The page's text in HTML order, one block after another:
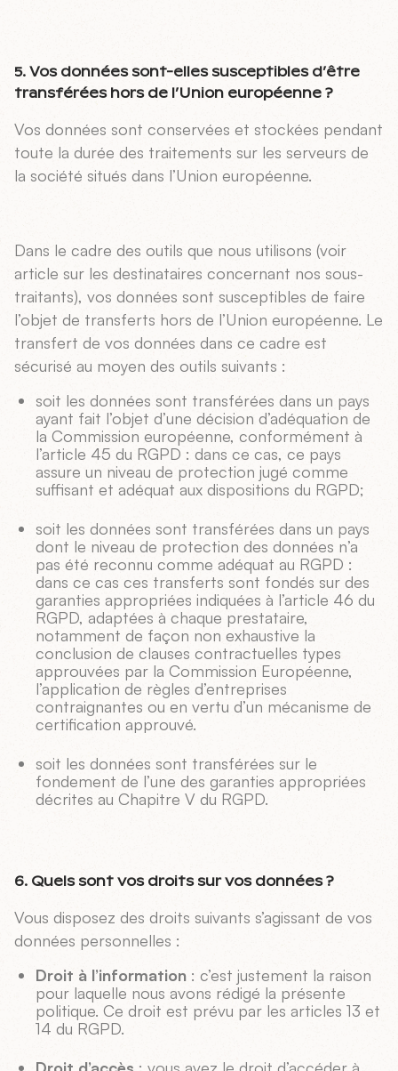
5. Vos données sont-elles susceptibles d’être
transférées hors de l’Union européenne ?
Vos données sont conservées et stockées pendant
toute la durée des traitements sur les serveurs de
la société situés dans l’Union européenne.
Dans le cadre des outils que nous utilisons (voir
article sur les destinataires concernant nos sous-
traitants), vos données sont susceptibles de faire
l’objet de transferts hors de l’Union européenne. Le
transfert de vos données dans ce cadre est
sécurisé au moyen des outils suivants :
soit les données sont transférées dans un pays
ayant fait l’objet d’une décision d’adéquation de
la Commission européenne, conformément à
l’article 45 du RGPD : dans ce cas, ce pays
assure un niveau de protection jugé comme
suffisant et adéquat aux dispositions du RGPD;
soit les données sont transférées dans un pays
dont le niveau de protection des données n’a
pas été reconnu comme adéquat au RGPD :
dans ce cas ces transferts sont fondés sur des
garanties appropriées indiquées à l’article 46 du
RGPD, adaptées à chaque prestataire,
notamment de façon non exhaustive la
conclusion de clauses contractuelles types
approuvées par la Commission Européenne,
l’application de règles d’entreprises
contraignantes ou en vertu d’un mécanisme de
certification approuvé.
soit les données sont transférées sur le
fondement de l’une des garanties appropriées
décrites au Chapitre V du RGPD.
6. Quels sont vos droits sur vos données ?
Vous disposez des droits suivants s’agissant de vos
données personnelles :
Droit à l’information : c’est justement la raison
pour laquelle nous avons rédigé la présente
politique. Ce droit est prévu par les articles 13 et
14 du RGPD.